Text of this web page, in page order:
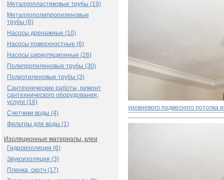
Металлопластиковые трубы (19)
Металлополипропиленовые
трубы (6)
Насосы дренажные (10)
Насосы поверхностные (6)
Насосы циркуляционные (26)
Полипропиленовые трубы (30)
Полиэтиленовые трубы (3)
Сантехнические работы, ремонт
сантехнического оборудования,
услуги (16)
Счетчики воды (4)
Фильтры для воды (1)
Изоляционные материалы, клеи
Гидроизоляция (6)
Звукоизоляция (3)
Пленка, скотч (17)
уровневого подвесного потолка